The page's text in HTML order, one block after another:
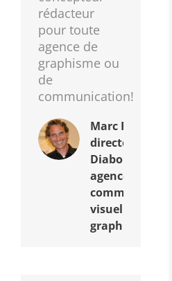
rédacteur
pour toute
agence de
graphisme ou
de
communication!
Marc Feldman
directeur de
Diabolo Design,
agence de
communication
visuelle et de
graphic design